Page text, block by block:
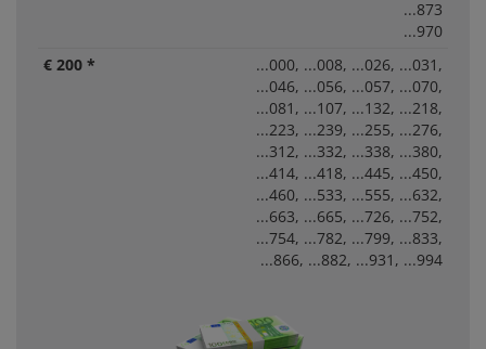
...873
...970
€ 200 *
...000, ...008, ...026, ...031,
...046, ...056, ...057, ...070,
...081, ...107, ...132, ...218,
...223, ...239, ...255, ...276,
...312, ...332, ...338, ...380,
...414, ...418, ...445, ...450,
...460, ...533, ...555, ...632,
...663, ...665, ...726, ...752,
...754, ...782, ...799, ...833,
...866, ...882, ...931, ...994